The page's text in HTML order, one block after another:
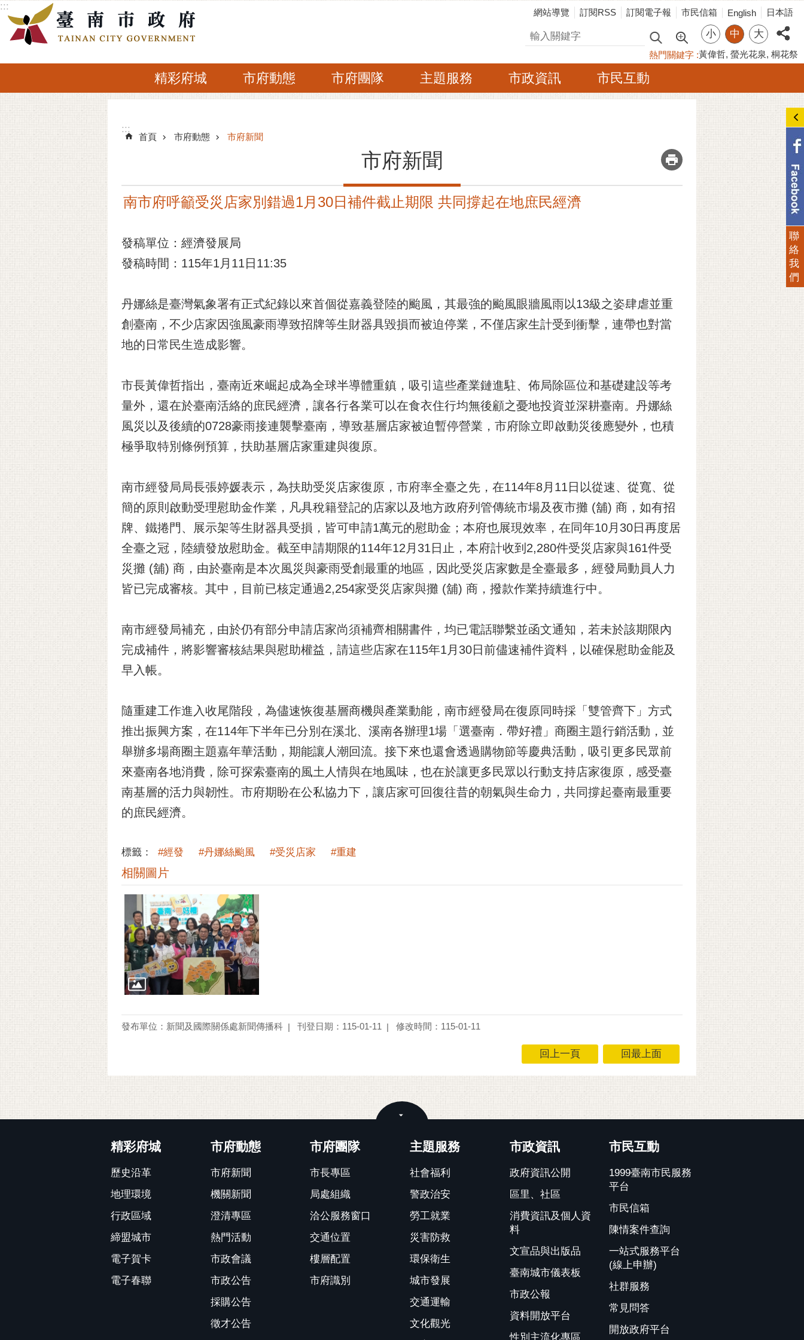
跳到主要內容區塊
:::
網站導覽 訂閱RSS 訂閱電子報 市民信箱 English 日本語
搜尋 小 中 大
熱門關鍵字 黃偉哲 螢光花泉 桐花祭
精彩府城 市府動態 市府團隊 主題服務 市政資訊 市民互動
:::
:::
首頁 市府動態 市府新聞
市府新聞 _
南市府呼籲受災店家別錯過1月30日補件截止期限 共同撐起在地庶民經濟
發稿單位：經濟發展局
發稿時間：115年1月11日11:35
丹娜絲是臺灣氣象署有正式紀錄以來首個從嘉義登陸的颱風，其最強的颱風眼牆風雨以13級之姿肆虐並重
創臺南，不少店家因強風豪雨導致招牌等生財器具毀損而被迫停業，不僅店家生計受到衝擊，連帶也對當
地的日常民生造成影響。
市長黃偉哲指出，臺南近來崛起成為全球半導體重鎮，吸引這些產業鏈進駐、佈局除區位和基礎建設等考
量外，還在於臺南活絡的庶民經濟，讓各行各業可以在食衣住行均無後顧之憂地投資並深耕臺南。丹娜絲
風災以及後續的0728豪雨接連襲擊臺南，導致基層店家被迫暫停營業，市府除立即啟動災後應變外，也積
極爭取特別條例預算，扶助基層店家重建與復原。
南市經發局局長張婷媛表示，為扶助受災店家復原，市府率全臺之先，在114年8月11日以從速、從寬、從
簡的原則啟動受理慰助金作業，凡具稅籍登記的店家以及地方政府列管傳統市場及夜市攤 (舖) 商，如有招
牌、鐵捲門、展示架等生財器具受損，皆可申請1萬元的慰助金；本府也展現效率，在同年10月30日再度居
全臺之冠，陸續發放慰助金。截至申請期限的114年12月31日止，本府計收到2,280件受災店家與161件受
災攤 (舖) 商，由於臺南是本次風災與豪雨受創最重的地區，因此受災店家數是全臺最多，經發局動員人力
皆已完成審核。其中，目前已核定通過2,254家受災店家與攤 (舖) 商，撥款作業持續進行中。
南市經發局補充，由於仍有部分申請店家尚須補齊相關書件，均已電話聯繫並函文通知，若未於該期限內
完成補件，將影響審核結果與慰助權益，請這些店家在115年1月30日前儘速補件資料，以確保慰助金能及
早入帳。
隨重建工作進入收尾階段，為儘速恢復基層商機與產業動能，南市經發局在復原同時採「雙管齊下」方式
推出振興方案，在114年下半年已分別在溪北、溪南各辦理1場「選臺南．帶好禮」商圈主題行銷活動，並
舉辦多場商圈主題嘉年華活動，期能讓人潮回流。接下來也還會透過購物節等慶典活動，吸引更多民眾前
來臺南各地消費，除可探索臺南的風土人情與在地風味，也在於讓更多民眾以行動支持店家復原，感受臺
南基層的活力與韌性。市府期盼在公私協力下，讓店家可回復往昔的朝氣與生命力，共同撐起臺南最重要
的庶民經濟。
標籤： #經發 #丹娜絲颱風 #受災店家 #重建
相關圖片
發布單位：新聞及國際關係處新聞傳播科 刊登日期：115-01-11 修改時間：115-01-11
回上一頁 回最上面
精彩府城
歷史沿革
地理環境
行政區域
締盟城市
電子賀卡
電子春聯
市府動態
市府新聞
機關新聞
澄清專區
熱門活動
市政會議
市政公告
採購公告
徵才公告
市府團隊
市長專區
局處組織
洽公服務窗口
交通位置
樓層配置
市府識別
主題服務
社會福利
警政治安
勞工就業
災害防救
環保衛生
城市發展
交通運輸
文化觀光
市政資訊
政府資訊公開
區里、社區
消費資訊及個人資
料
文宣品與出版品
臺南城市儀表板
市政公報
資料開放平台
性別主流化專區
市民互動
1999臺南市民服務
平台
市民信箱
陳情案件查詢
一站式服務平台
(線上申辦)
社群服務
常見問答
開放政府平台
聯
絡
我
們